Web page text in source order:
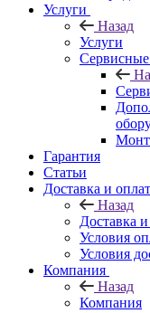
Услуги
Назад
Услуги
Гарантия
Статьи
Доставка и
Назад
Доставка
Условия
Условия
Компания
Назад
Компания